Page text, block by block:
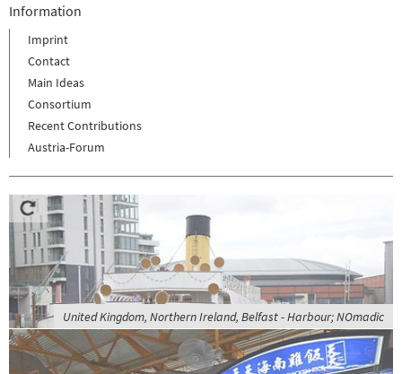
Information
Imprint
Contact
Main Ideas
Consortium
Recent Contributions
Austria-Forum
United Kingdom, Northern Ireland, Belfast - Harbour; NOmadic